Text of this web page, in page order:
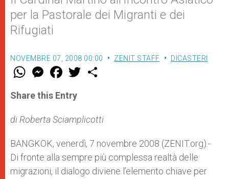
per la Pastorale dei Migranti e dei
Rifugiati
NOVEMBRE 07, 2008 00:00 ZENIT STAFF DICASTERI
W
t
s
p
p
M
e
s
e
g
e
F
a
e
b
o
k
w
r
Share this Entry
di Roberta Sciamplicotti
BANGKOK, venerdì, 7 novembre 2008 (ZENIT.org).-
Di fronte alla sempre più complessa realtà delle
migrazioni, il dialogo diviene l’elemento chiave per